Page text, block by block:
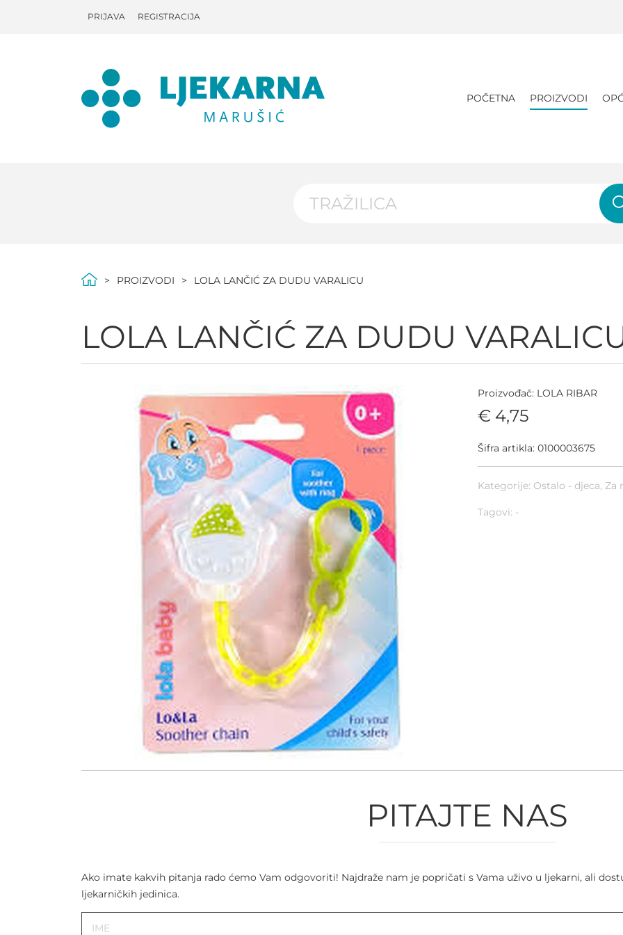
PRIJAVA REGISTRACIJA
POČETNA PROIZVODI
PROIZVODI LOLA LANČIĆ ZA DUDU VARALICU
LOLA LANČIĆ ZA DUDU
Proizvođač: LOLA RIBAR
€ 4,75
Šifra artikla: 0100003675
Kategorije: Ostalo - djeca, Za
Tagovi: -
PITAJTE NAS
Ako imate kakvih pitanja rado ćemo Vam odgovoriti! Najdraže nam je popričati s Vama uživo u ljekarni, ali
ljekarničkih jedinica.